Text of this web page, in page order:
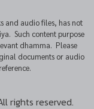
and audio files, has not
Such content purpose
dhamma. Please
documents or audio
rights reserved.